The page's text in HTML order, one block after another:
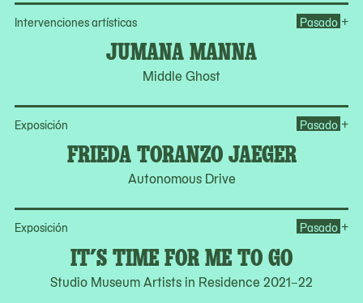
Intervenciones artísticas
JUMANA MANNA
Middle Ghost
Pasado +
Exposición
FRIEDA TORANZO JAEGER
Autonomous Drive
Pasado +
Exposición
IT’S TIME FOR ME TO GO
Studio Museum Artists in Residence 2021–22
Pasado +